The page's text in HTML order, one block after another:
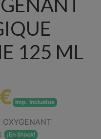
125 ML
Imp. Incluidos
OXYGENANT
¡En Stock!